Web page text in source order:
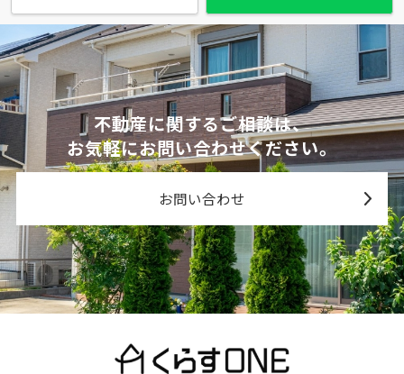
不動産に関するご相談は、
お気軽にお問い合わせください。
お問い合わせ